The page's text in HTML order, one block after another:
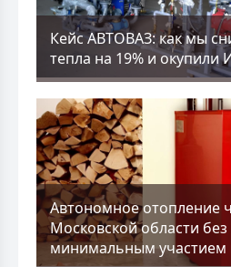
Кейс АВТОВАЗ: как мы
тепла на 19% и окупили
Aвтономное отопление
Московской области без
минимальным участием